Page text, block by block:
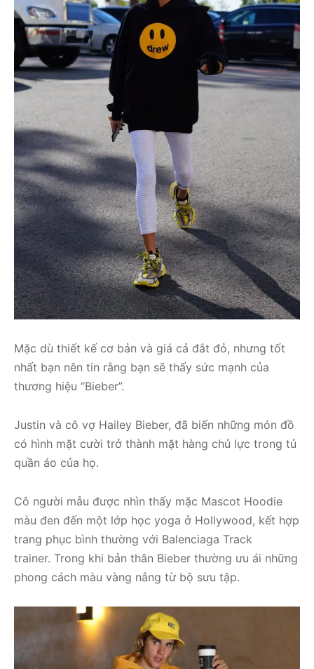
Mặc dù thiết kế cơ bản và giá cả đắt đỏ, nhưng tốt
nhất bạn nên tin rằng bạn sẽ thấy sức mạnh của
thương hiệu “Bieber”.
Justin và cô vợ Hailey Bieber, đã biến những món đồ
có hình mặt cười trở thành mặt hàng chủ lực trong tủ
quần áo của họ.
Cô người mẫu được nhìn thấy mặc Mascot Hoodie
màu đen đến một lớp học yoga ở Hollywood, kết hợp
trang phục bình thường với Balenciaga Track
trainer. Trong khi bản thân Bieber thường ưu ái những
phong cách màu vàng nắng từ bộ sưu tập.